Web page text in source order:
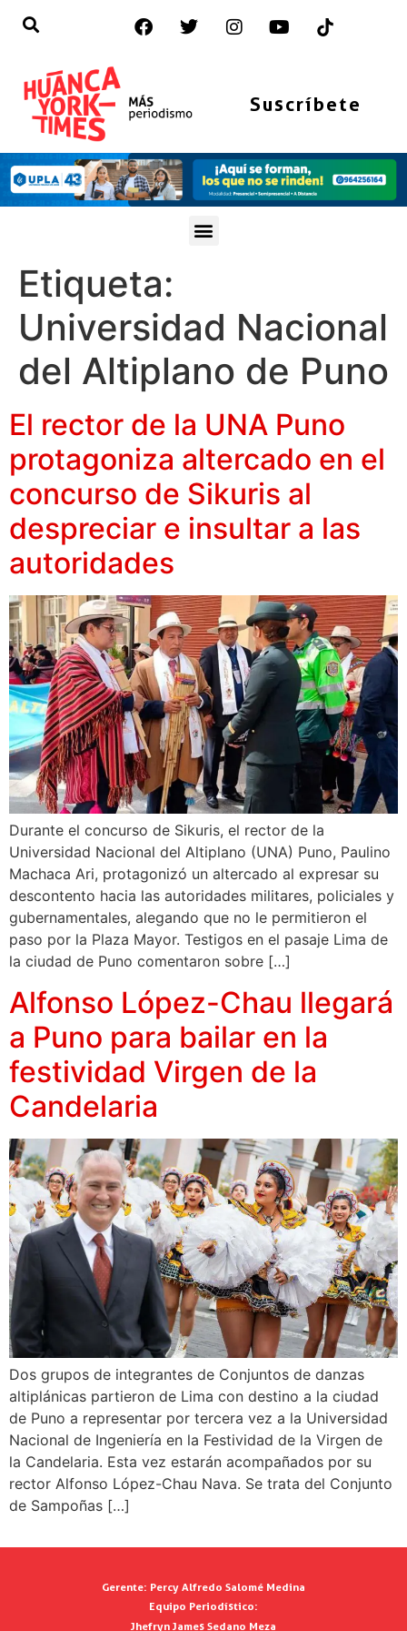
Suscríbete
Etiqueta:
Universidad Nacional
del Altiplano de Puno
El rector de la UNA Puno
protagoniza altercado en el
concurso de Sikuris al
despreciar e insultar a las
autoridades
Durante el concurso de Sikuris, el rector de la
Universidad Nacional del Altiplano (UNA) Puno, Paulino
Machaca Ari, protagonizó un altercado al expresar su
descontento hacia las autoridades militares, policiales y
gubernamentales, alegando que no le permitieron el
paso por la Plaza Mayor. Testigos en el pasaje Lima de
la ciudad de Puno comentaron sobre […]
Alfonso López-Chau llegará
a Puno para bailar en la
festividad Virgen de la
Candelaria
Dos grupos de integrantes de Conjuntos de danzas
altiplánicas partieron de Lima con destino a la ciudad
de Puno a representar por tercera vez a la Universidad
Nacional de Ingeniería en la Festividad de la Virgen de
la Candelaria. Esta vez estarán acompañados por su
rector Alfonso López-Chau Nava. Se trata del Conjunto
de Sampoñas […]
Gerente: Percy Alfredo Salomé Medina
Equipo Periodístico:
Jhefryn James Sedano Meza